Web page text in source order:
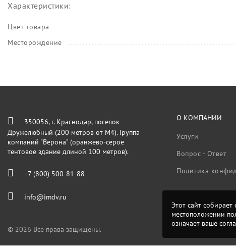
Характеристики:
Цвет товара
Месторождение
350056, г. Краснодар, посёлок
Дружелюбный (200 метров от М4). Группа
компаний "Верона" (оранжево-серое
тентовое здание длиной 100 метров).
+7 (800) 500-81-88
info@imdv.ru
О КОМПАНИИ
Услуги
Вопрос - Ответ
Политика
© 2026 Все права защищены.
Этот сайт
местоположении
означает ваше